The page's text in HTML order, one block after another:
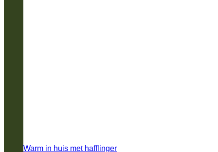
Warm in huis met hafflinger